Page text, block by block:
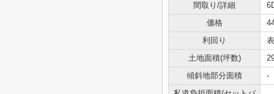
間取り/詳細
価格
利回り
土地面積(坪数)
傾斜地部分面積
-